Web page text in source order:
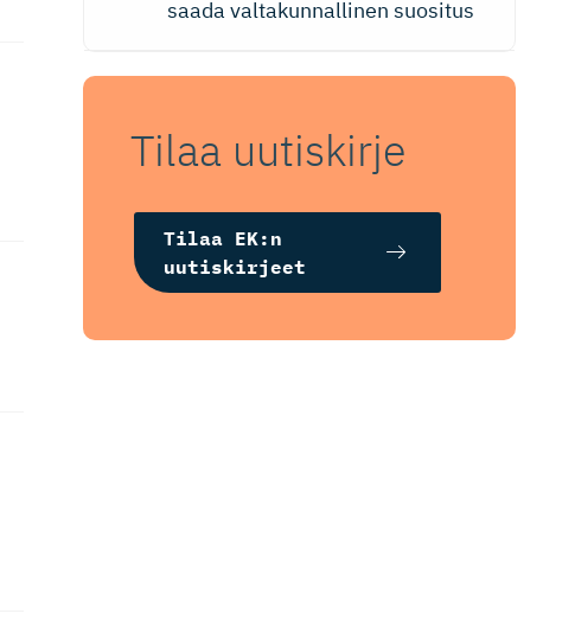
saada valtakunnallinen suositus
Tilaa uutiskirje
Tilaa EK:n
uutiskirjeet